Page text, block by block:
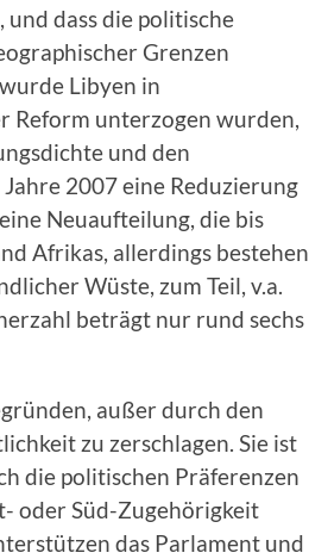
dass die politische
Grenzen
Libyen in
Reform unterzogen wurden,
und den
2007 eine Reduzierung
Neuaufteilung, die bis
Afrikas, allerdings bestehen
Wüste, zum Teil, v.a.
beträgt nur rund sechs
außer durch den
zu zerschlagen. Sie ist
die politischen Präferenzen
oder Süd-Zugehörigkeit
das Parlament und